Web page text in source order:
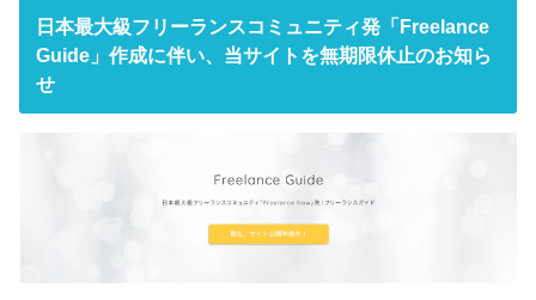
日本最大級フリーランスコミュニティ発「Freelance
Guide」作成に伴い、当サイトを無期限休止のお知ら
せ